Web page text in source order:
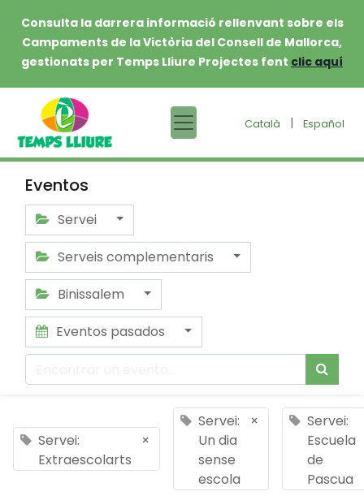
Consulta la darrera informació rellenvant sobre els
Campaments de la Victòria del Consell de Mallorca,
gestionats per Temps Lliure Projectes fent clic aquí
Català | Español
Eventos
Servei
Serveis complementaris
Binissalem
Eventos pasados
Servei:
Extraescolarts
×
Servei:
Un dia
sense
escola
×
Servei:
Escuela
de
Pascua